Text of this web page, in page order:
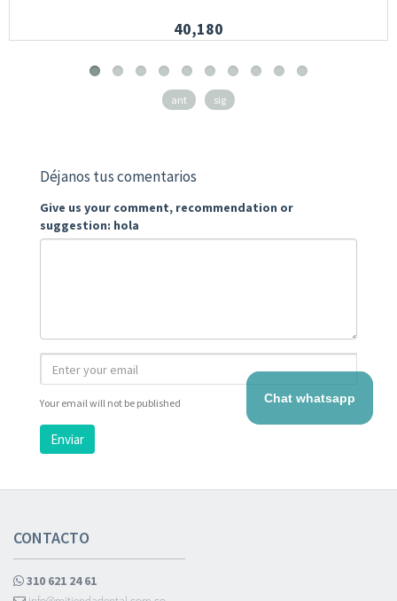
40,180
ant sig
Déjanos tus comentarios
Give us your comment, recommendation or
suggestion: hola
Your email will not be published
Enviar
CONTACTO
310 621 24 61
Chat whatsapp